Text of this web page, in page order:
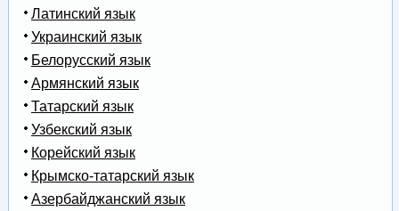
Латинский язык
Украинский язык
Белорусский язык
Армянский язык
Татарский язык
Узбекский язык
Корейский язык
Крымско-татарский язык
Азербайджанский язык